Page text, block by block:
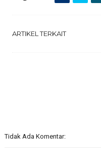
ARTIKEL TERKAIT
Tidak Ada Komentar: